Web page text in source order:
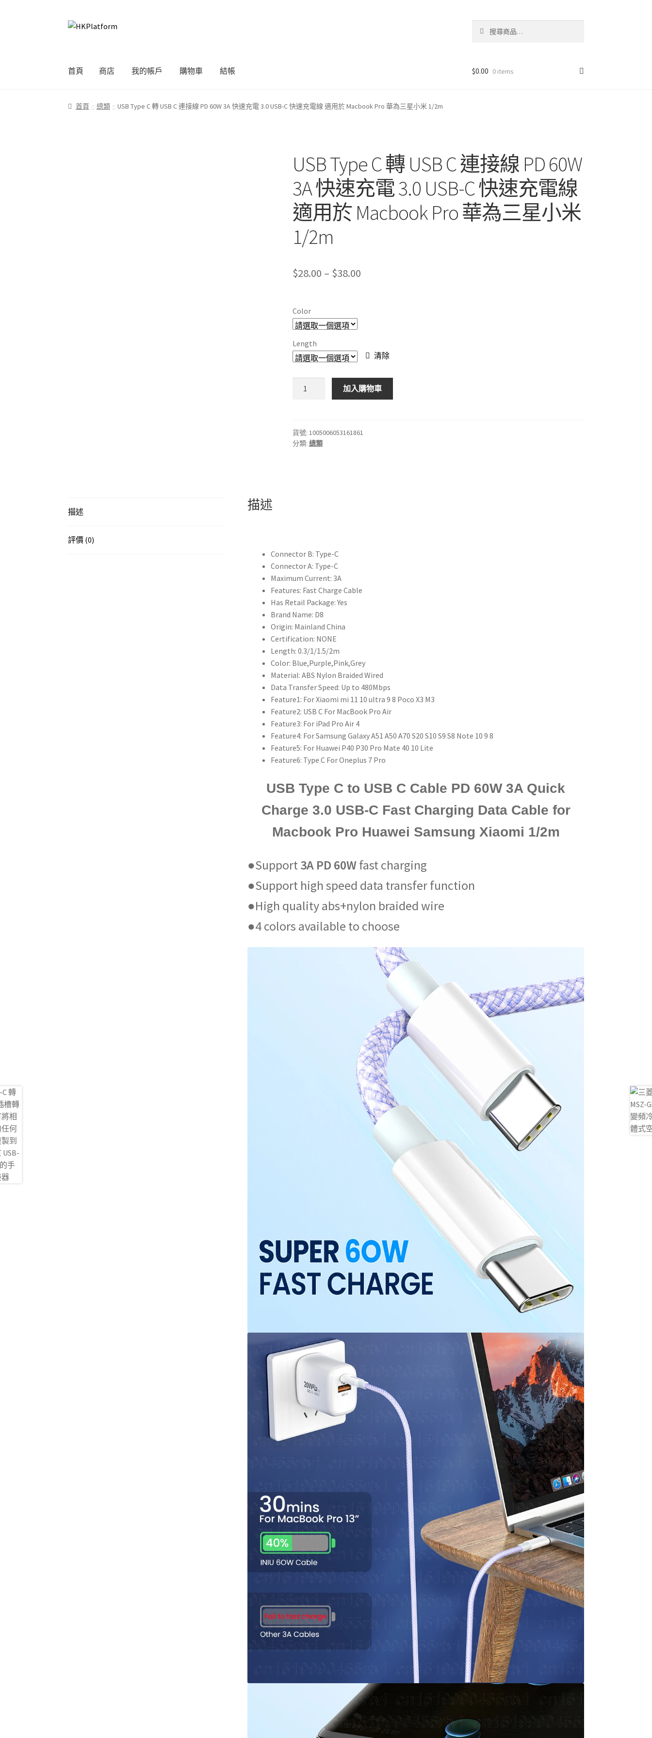
Skip
Skip
字:
首頁 商店 我的帳戶 購物車 結帳
首頁商店我的帳戶購物車結帳
$0.00 0 items
首頁 總類 USB Type C 轉 USB C 連接線 PD 60W 3A 快速充電 3.0 USB-C 快速充電線 適用於 Macbook Pro 華為三星小米 1/2m
USB Type C 轉 USB C 連接線 PD 60W
3A 快速充電 3.0 USB-C 快速充電線
適用於 Macbook Pro 華為三星小米
1/2m
$28.00 – $38.00Price
Color
Length
清除
USB
C
充
電
3.0
USB-
C
快
速
充
電
線
適
用
於
Macbook
Pro
華
為
三
小
米
1/2m
數
量
加入購物車
貨號: 1005006053161861
分類: 總類
描述
評價 (0)
描述
Connector B: Type-C
Connector A: Type-C
Maximum Current:3A
Features: Fast Charge Cable
Has Retail Package:Yes
Brand Name: D8
Origin: Mainland China
Certification: NONE
Length:0.3/1/1.5/2m
Color: Blue,Purple,Pink,Grey
Material:ABS Nylon Braided Wired
Data Transfer Speed: Up to 480Mbps
Feature1: For Xiaomi mi 11 10 ultra 9 8 Poco X3 M3
Feature2: USB C For MacBook Pro Air
Feature3: For iPad Pro Air 4
Feature4: For Samsung Galaxy A51 A50 A70 S20 S10 S9 S8 Note 10 9 8
Feature5: For Huawei P40 P30 Pro Mate 40 10 Lite
Feature6: Type C For Oneplus 7 Pro
USB Type C to USB C Cable PD 60W 3A Quick
Charge 3.0 USB-C Fast Charging Data Cable for
Macbook Pro Huawei Samsung Xiaomi 1/2m
●Support3A PD 60Wfast charging
●Support high speed data transfer function
●High quality abs+nylon braided wire
●4 colors available to choose